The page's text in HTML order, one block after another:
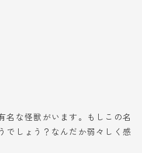
名な怪獣がいます。もしこの名
でしょう？なんだか弱々しく感